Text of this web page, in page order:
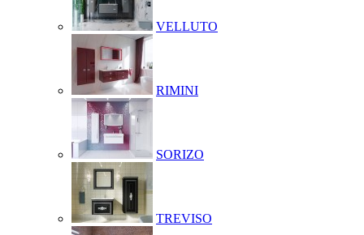
VELLUTO
RIMINI
SORIZO
TREVISO